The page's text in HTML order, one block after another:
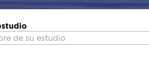
de su estudio